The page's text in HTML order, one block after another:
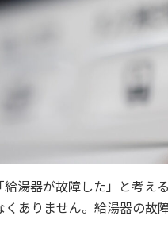
給湯器が故障した」と考え
くありません。給湯器の故